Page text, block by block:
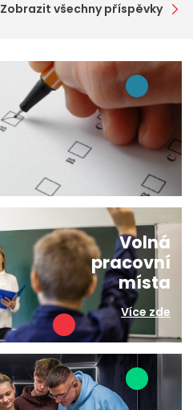
Zobrazit všechny příspěvky
Volná
pracovní
místa
Více zde